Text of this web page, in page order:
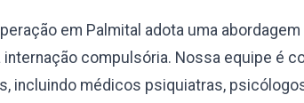
em Palmital adota uma abordagem
internação compulsória. Nossa equipe é
incluindo médicos psiquiatras,